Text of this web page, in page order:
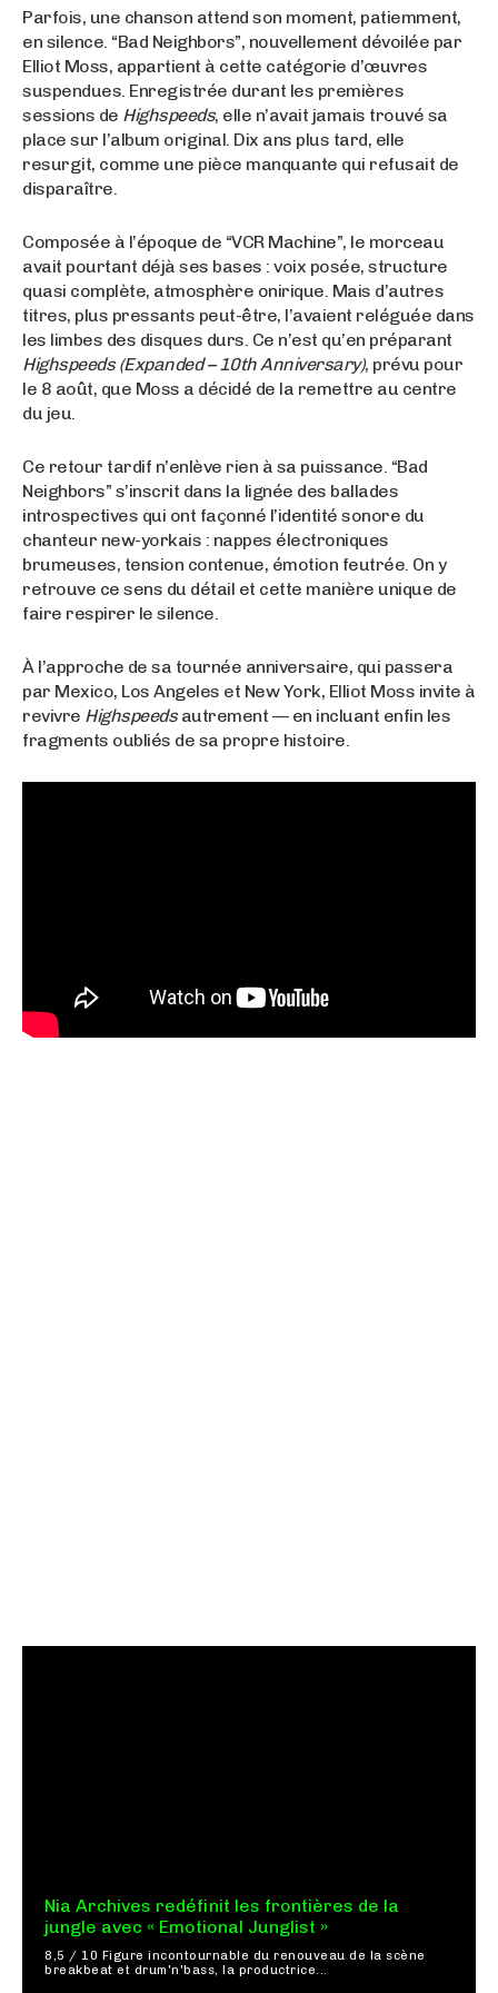
Parfois, une chanson attend son moment, patiemment,
en silence. “Bad Neighbors”, nouvellement dévoilée par
Elliot Moss, appartient à cette catégorie d’œuvres
suspendues. Enregistrée durant les premières
sessions de Highspeeds, elle n’avait jamais trouvé sa
place sur l’album original. Dix ans plus tard, elle
resurgit, comme une pièce manquante qui refusait de
disparaître.
Composée à l’époque de “VCR Machine”, le morceau
avait pourtant déjà ses bases : voix posée, structure
quasi complète, atmosphère onirique. Mais d’autres
titres, plus pressants peut-être, l’avaient reléguée dans
les limbes des disques durs. Ce n’est qu’en préparant
Highspeeds (Expanded – 10th Anniversary), prévu pour
le 8 août, que Moss a décidé de la remettre au centre
du jeu.
Ce retour tardif n’enlève rien à sa puissance. “Bad
Neighbors” s’inscrit dans la lignée des ballades
introspectives qui ont façonné l’identité sonore du
chanteur new-yorkais : nappes électroniques
brumeuses, tension contenue, émotion feutrée. On y
retrouve ce sens du détail et cette manière unique de
faire respirer le silence.
À l’approche de sa tournée anniversaire, qui passera
par Mexico, Los Angeles et New York, Elliot Moss invite à
revivre Highspeedsautrement — en incluant enfin les
fragments oubliés de sa propre histoire.
Nia Archives redéfinit les frontières de la
jungle avec « Emotional Junglist »
8,5 / 10 Figure incontournable du renouveau de la scène
breakbeat et drum'n'bass, la productrice...